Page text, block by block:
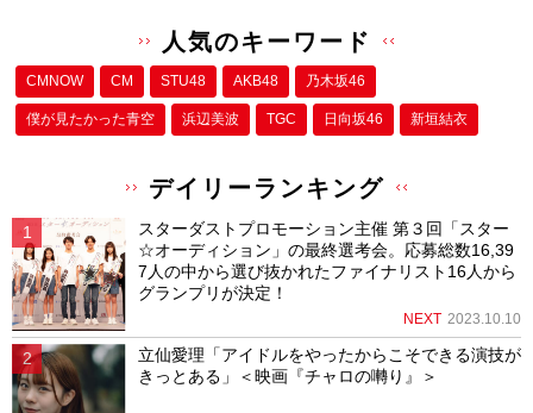
人気のキーワード
CMNOW CM STU48 AKB48 乃木坂46
僕が⾒たかった⻘空 浜辺美波 TGC 日向坂46 新垣結衣
デイリーランキング
スターダストプロモーション主催 第３回「スター
☆オーディション」の最終選考会。応募総数16,39
7人の中から選び抜かれたファイナリスト16人から
グランプリが決定！
NEXT 2023.10.10
立仙愛理「アイドルをやったからこそできる演技が
きっとある」＜映画『チャロの囀り』＞